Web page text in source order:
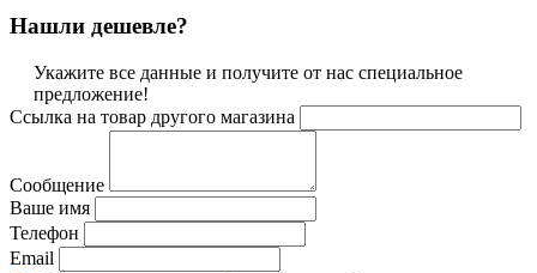
Нашли дешевле?
Укажите все данные и получите от нас специальное
предложение!
Ссылка на товар другого магазина
Сообщение
Ваше имя
Телефон
Email